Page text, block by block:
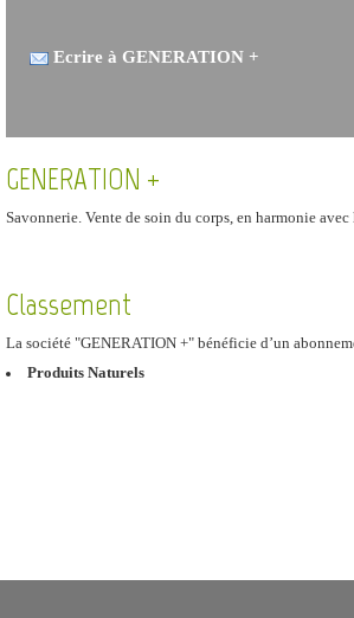
Ecrire à GENERATION +
GENERATION +
Savonnerie. Vente de soin du corps, en harmonie
Classement
La société "GENERATION +" bénéficie d’un
Produits Naturels